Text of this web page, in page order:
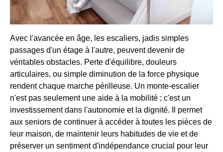
Avec l'avancée en âge, les escaliers, jadis simples
passages d'un étage à l'autre, peuvent devenir de
véritables obstacles. Perte d'équilibre, douleurs
articulaires, ou simple diminution de la force physique
rendent chaque marche périlleuse. Un monte-escalier
n'est pas seulement une aide à la mobilité ; c'est un
investissement dans l'autonomie et la dignité. Il permet
aux seniors de continuer à accéder à toutes les pièces de
leur maison, de maintenir leurs habitudes de vie et de
préserver un sentiment d'indépendance crucial pour leur